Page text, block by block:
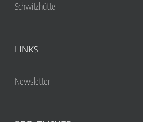
Schwitzhütte
LINKS
Newsletter